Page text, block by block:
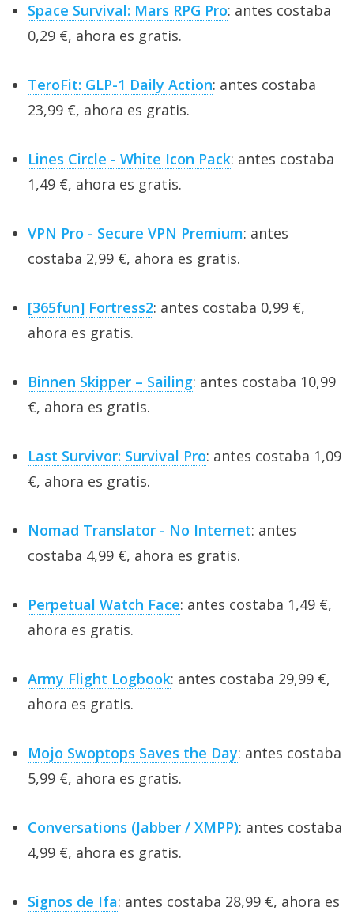
Space Survival: Mars RPG Pro: antes costaba
0,29 €, ahora es gratis.
TeroFit: GLP-1 Daily Action: antes costaba
23,99 €, ahora es gratis.
Lines Circle - White Icon Pack: antes costaba
1,49 €, ahora es gratis.
VPN Pro - Secure VPN Premium: antes
costaba 2,99 €, ahora es gratis.
[365fun] Fortress2: antes costaba 0,99 €,
ahora es gratis.
Binnen Skipper – Sailing: antes costaba 10,99
€, ahora es gratis.
Last Survivor: Survival Pro: antes costaba 1,09
€, ahora es gratis.
Nomad Translator - No Internet: antes
costaba 4,99 €, ahora es gratis.
Perpetual Watch Face: antes costaba 1,49 €,
ahora es gratis.
Army Flight Logbook: antes costaba 29,99 €,
ahora es gratis.
Mojo Swoptops Saves the Day: antes costaba
5,99 €, ahora es gratis.
Conversations (Jabber / XMPP): antes costaba
4,99 €, ahora es gratis.
Signos de Ifa: antes costaba 28,99 €, ahora es